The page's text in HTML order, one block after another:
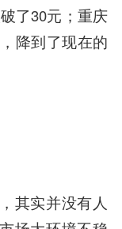
了30元；重庆
降到了现在的
其实并没有人